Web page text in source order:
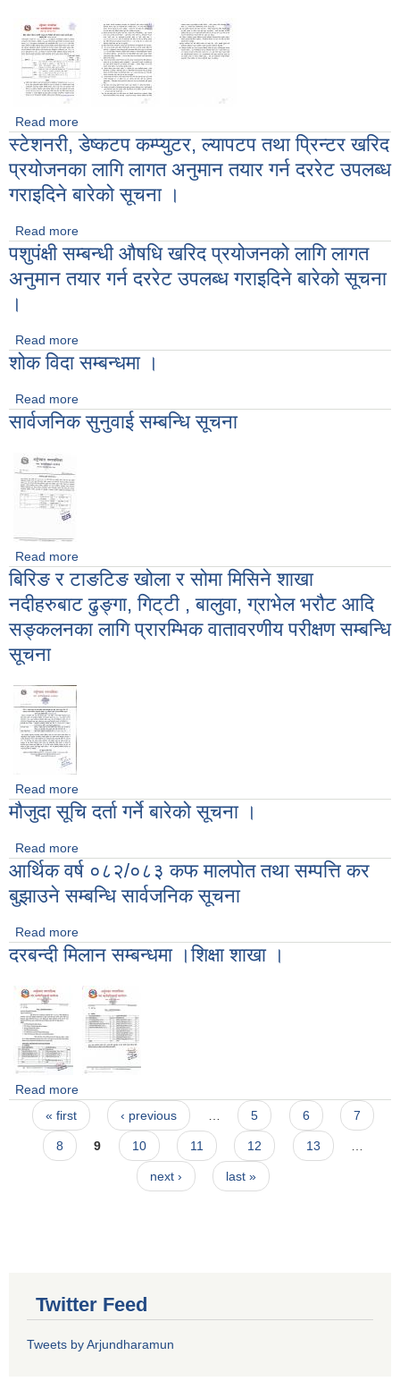
Read more
सम्बन्धि ठेक्का बन्दोवस्तीका लागि बोलपत्र आह्वान सम्बन्धि सूचना
स्टेशनरी, डेष्कटप कम्प्युटर, ल्यापटप तथा प्रिन्टर खरिद
प्रयोजनका लागि लागत अनुमान तयार गर्न दररेट उपलब्ध
गराइदिने बारेको सूचना ।
Read more
प्रयोजनका लागि लागत अनुमान तयार गर्न दररेट उपलब्ध गराइदिने बारेको
सूचना ।
पशुपंक्षी सम्बन्धी औषधि खरिद प्रयोजनको लागि लागत
अनुमान तयार गर्न दररेट उपलब्ध गराइदिने बारेको सूचना
।
Read more
तयार गर्न दररेट उपलब्ध गराइदिने बारेको सूचना ।
शोक विदा सम्बन्धमा ।
Read more
सार्वजनिक सुनुवाई सम्बन्धि सूचना
Read more
बिरिङ र टाङटिङ खोला र सोमा मिसिने शाखा
नदीहरुबाट ढुङ्गा, गिट‍्टी , बालुवा, ग्राभेल भरौट आदि
सङ्कलनका लागि प्रारम्भिक वातावरणीय परीक्षण सम्बन्धि
सूचना
Read more
गिट‍्टी , बालुवा, ग्राभेल भरौट आदि सङ्कलनका लागि प्रारम्भिक
मौजुदा सूचि दर्ता गर्ने बारेको सूचना ।
Read more
आर्थिक वर्ष ०८२/०८३ कफ मालपोत तथा सम्पत्ति कर
बुझाउने सम्बन्धि सार्वजनिक सूचना
Read more
सम्बन्धि सार्वजनिक सूचना
दरबन्दी मिलान सम्बन्धमा ।शिक्षा शाखा ।
Read more
Pages
« first ‹ previous … 5 6 7
8 9 10 11 12 13 …
next › last »
Twitter Feed
Tweets by Arjundharamun